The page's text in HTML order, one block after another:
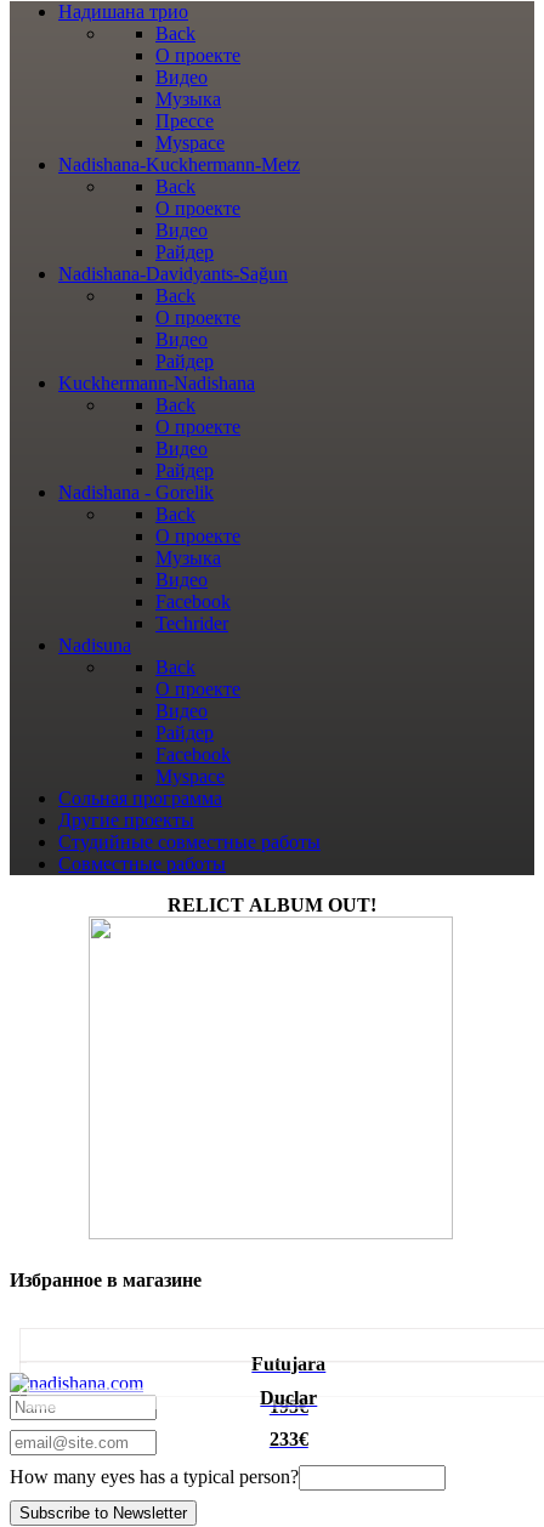
Надишана трио
Back
О проекте
Видео
Музыка
Прессе
Myspace
Nadishana-Kuckhermann-Metz
Back
О проекте
Видео
Райдер
Nadishana-Davidyants-Sağun
Back
О проекте
Видео
Райдер
Kuckhermann-Nadishana
Back
О проекте
Видео
Райдер
Nadishana - Gorelik
Back
О проекте
Музыка
Видео
Facebook
Techrider
Nadisuna
Back
О проекте
Видео
Райдер
Facebook
Myspace
Сольная программа
Другие проекты
Студийные совместные работы
Совместные работы
RELICT ALBUM OUT!
Избранное в магазине
Futujara
195€
Duclar
233€
How many eyes has a typical person?